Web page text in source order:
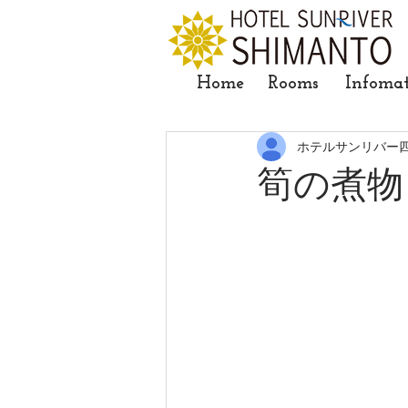
Home Rooms
筍の煮
ホテルサンリバー